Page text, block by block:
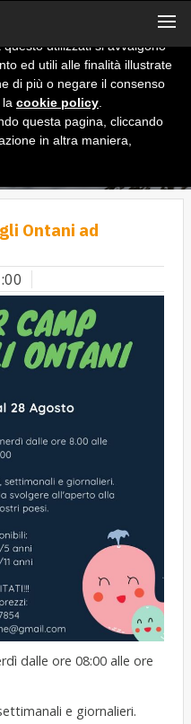
Ontani ad
dalle ore 08:00 alle ore
e giornalieri.
x
utilizzati si avvalgono
ed utili alle finalità illustrate
di più o negare il consenso
cookie policy
questa pagina, cliccando
in altra maniera,